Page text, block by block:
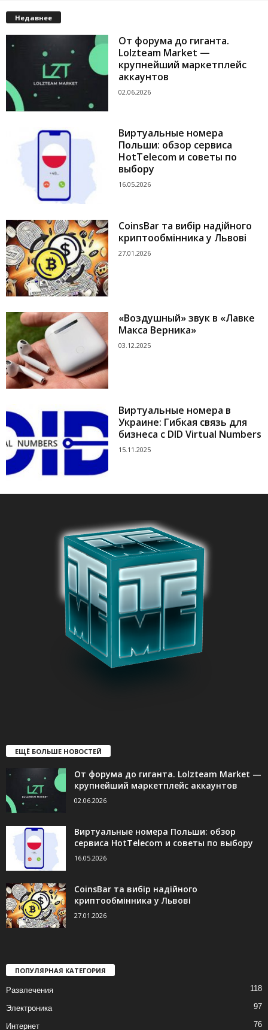
Недавнее
От форума до гиганта.
Lolzteam Market —
крупнейший маркетплейс
аккаунтов
02.06.2026
Виртуальные номера
Польши: обзор сервиса
HotTelecom и советы по
выбору
16.05.2026
CoinsBar та вибір надійного
криптообмінника у Львові
27.01.2026
«Воздушный» звук в «Лавке
Макса Верника»
03.12.2025
Виртуальные номера в
Украине: Гибкая связь для
бизнеса с DID Virtual Numbers
15.11.2025
ЕЩЁ БОЛЬШЕ НОВОСТЕЙ
От форума до гиганта. Lolzteam Market —
крупнейший маркетплейс аккаунтов
02.06.2026
Виртуальные номера Польши: обзор
сервиса HotTelecom и советы по выбору
16.05.2026
CoinsBar та вибір надійного
криптообмінника у Львові
27.01.2026
ПОПУЛЯРНАЯ КАТЕГОРИЯ
Развлечения 118
Электроника 97
Интернет 76